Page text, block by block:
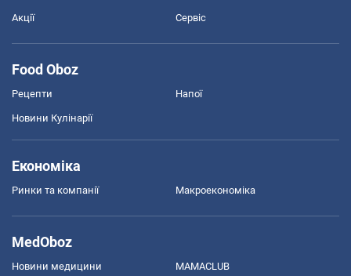
Акції Сервіс
Food Oboz
Рецепти Напої
Новини Кулінарії
Економіка
Ринки та компанії Макроекономіка
MedOboz
Новини медицини MAMACLUB